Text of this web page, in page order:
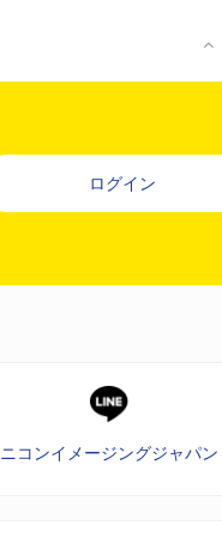
ログイン
ニコンイメージングジャパン